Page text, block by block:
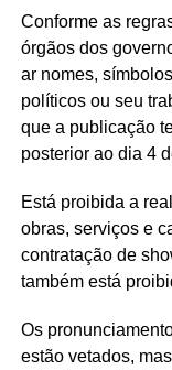
Conforme as
órgãos dos
ar nomes,
políticos ou seu
que a publicação
posterior ao dia 4
Está proibida a
obras, serviços e
contratação de
também está
Os
estão vetados,